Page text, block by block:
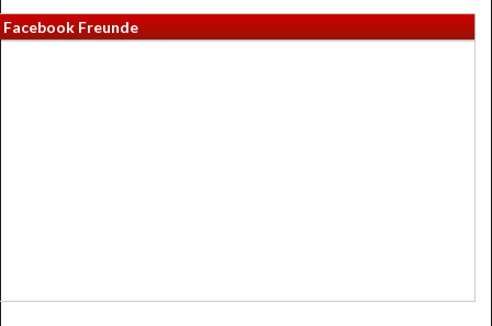
Facebook Freunde